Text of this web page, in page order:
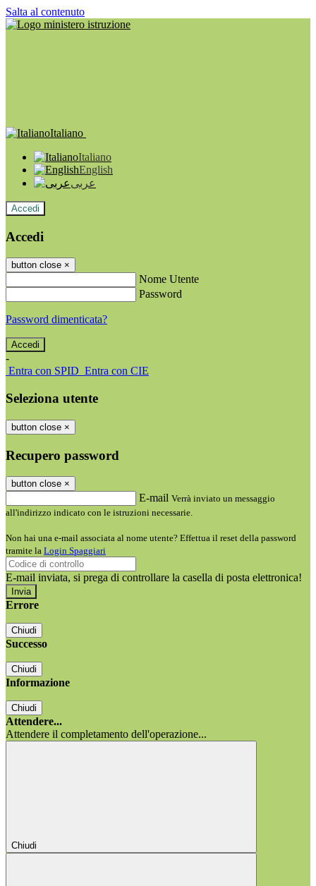
Salta al contenuto
Italiano
Italiano
English
عربى
Accedi
Accedi
button close ×
Nome Utente
Password
Password dimenticata?
-
Entra con SPID Entra con CIE
Seleziona utente
button close ×
Recupero password
button close ×
E-mail Verrà inviato un messaggio
all'indirizzo indicato con le istruzioni necessarie.
Non hai una e-mail associata al nome utente? Effettua il reset della password
tramite la Login Spaggiari
E-mail inviata, si prega di controllare la casella di posta elettronica!
Errore
Chiudi
Successo
Chiudi
Informazione
Chiudi
Attendere...
Attendere il completamento dell'operazione...
Chiudi